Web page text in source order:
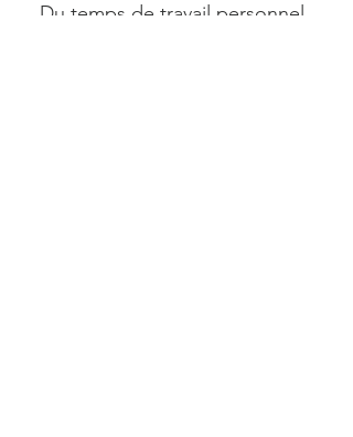
Du temps de travail personnel